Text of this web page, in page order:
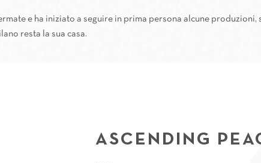
e ha iniziato a seguire in prima persona alcune
resta la sua casa.
ASCENDING